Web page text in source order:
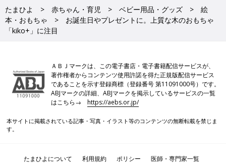
たまひよ 赤ちゃん・育児 ベビー用品・グッズ
絵
本・おもちゃ
お誕生日やプレゼントに。上質な木のおもちゃ
「kiko+」に注目
ＡＢＪマークは、この電子書店・電子書籍配信サービスが、
著作権者からコンテンツ使用許諾を得た正規版配信サービス
であることを示す登録商標（登録番号 第11091000号）です。
ABJマークの詳細、ABJマークを掲示しているサービスの一覧
はこちら→https://aebs.or.jp/
本サイトに掲載されている記事・写真・イラスト等のコンテンツの無断転載を禁じま
す。
たまひよについて 利用規約 ポリシー 医師・専門家一覧